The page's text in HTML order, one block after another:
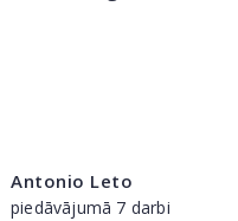
Antonio Leto
piedāvājumā 7 darbi